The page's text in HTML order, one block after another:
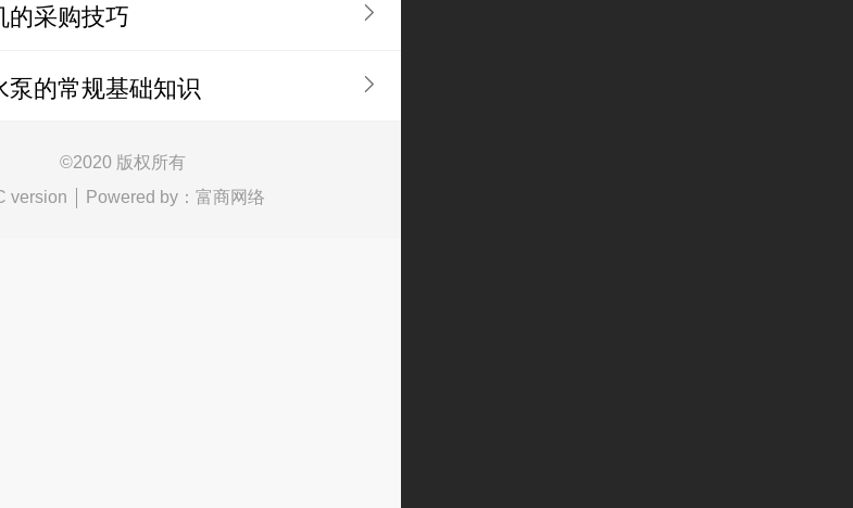
的采购技巧
泵的常规基础知识
©2020 版权所有
version
Powered by： 富商网络